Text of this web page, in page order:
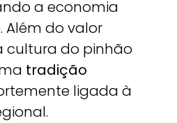
a economia
Além do valor
cultura do pinhão
tradição
ligada à